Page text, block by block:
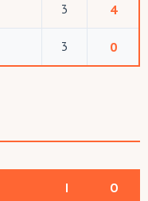
3 4
3 0
І О